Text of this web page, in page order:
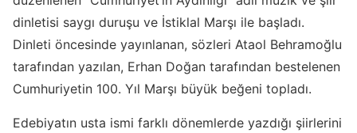
dinletisi saygı duruşu ve İstiklal Marşı ile başladı.
Dinleti öncesinde yayınlanan, sözleri Ataol Behramoğlu
tarafından yazılan, Erhan Doğan tarafından bestelenen
Cumhuriyetin 100. Yıl Marşı büyük beğeni topladı.
Edebiyatın usta ismi farklı dönemlerde yazdığı şiirlerini